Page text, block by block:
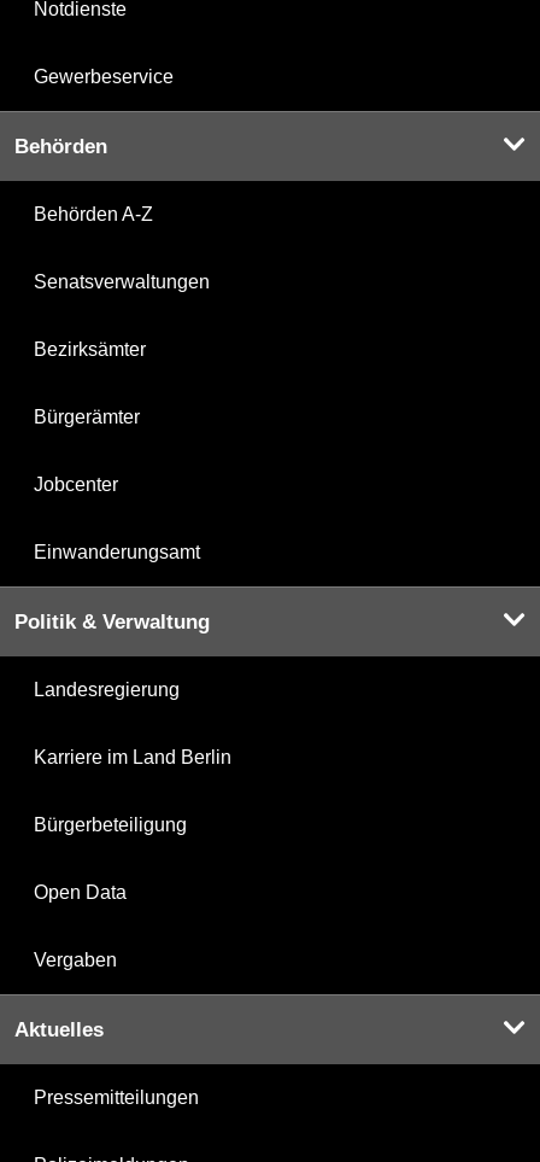
Notdienste
Gewerbeservice
Behörden
Behörden A-Z
Senatsverwaltungen
Bezirksämter
Bürgerämter
Jobcenter
Einwanderungsamt
Politik & Verwaltung
Landesregierung
Karriere im Land Berlin
Bürgerbeteiligung
Open Data
Vergaben
Aktuelles
Pressemitteilungen